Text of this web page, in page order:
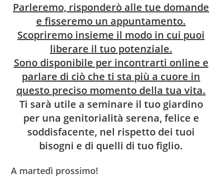
Parleremo, risponderò alle tue domande
e fisseremo un appuntamento.
Scopriremo insieme il modo in cui puoi
liberare il tuo potenziale.
Sono disponibile per incontrarti online e
parlare di ciò che ti sta più a cuore in
questo preciso momento della tua vita.
Ti sarà utile a seminare il tuo giardino
per una genitorialità serena, felice e
soddisfacente, nel rispetto dei tuoi
bisogni e di quelli di tuo figlio.
A martedì prossimo!